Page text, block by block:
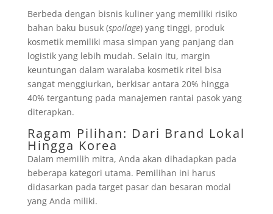
Berbeda dengan bisnis kuliner yang memiliki risiko
bahan baku busuk (spoilage) yang tinggi, produk
kosmetik memiliki masa simpan yang panjang dan
logistik yang lebih mudah. Selain itu, margin
keuntungan dalam waralaba kosmetik ritel bisa
sangat menggiurkan, berkisar antara 20% hingga
40% tergantung pada manajemen rantai pasok yang
diterapkan.
Ragam Pilihan: Dari Brand Lokal
Hingga Korea
Dalam memilih mitra, Anda akan dihadapkan pada
beberapa kategori utama. Pemilihan ini harus
didasarkan pada target pasar dan besaran modal
yang Anda miliki.